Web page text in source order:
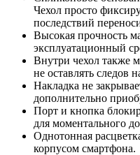
Чехол просто
последствий
Высокая прочность
эксплуатационный
Внутри чехол также
не оставлять следов
Накладка не
дополнительно
Порт и кнопка
для моментального
Однотонная
корпусом смартфона.